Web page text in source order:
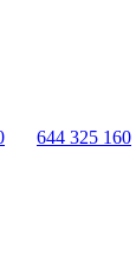
644 325 160